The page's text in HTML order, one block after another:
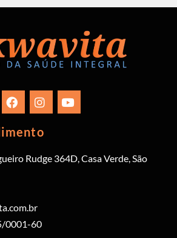
Rudge 364D, Casa Verde, São
0001-60